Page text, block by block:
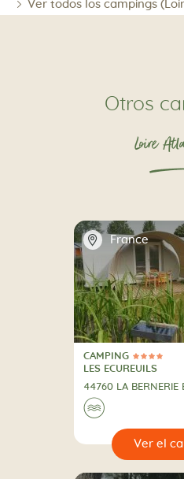
Ver todos los campings
Otros
Loire
📍 France
4 Estrellas
CAMPING
CAMPING
LES ECUREUILS
44760 LA BERNERIE
🌊